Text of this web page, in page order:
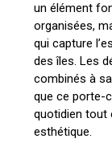
un élément
organisées,
qui capture
des îles. Les
combinés à
que ce porte-
quotidien tout
esthétique.